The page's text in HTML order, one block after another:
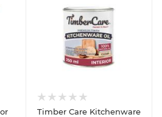
Timber Care Kitchenware